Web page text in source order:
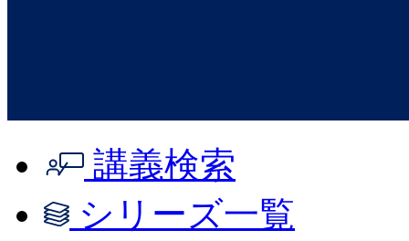
講義検索
シリーズ一覧